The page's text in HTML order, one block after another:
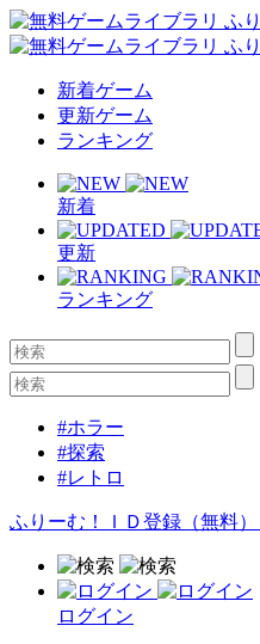
新着ゲーム
更新ゲーム
ランキング
新着
更新
ランキング
#ホラー
#探索
#レトロ
ふりーむ！ＩＤ登録（無料）
ログイン